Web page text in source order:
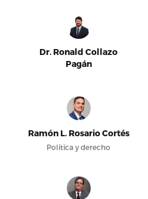
Dr. Ronald Collazo
Pagán
Ramón L. Rosario Cortés
Política y derecho